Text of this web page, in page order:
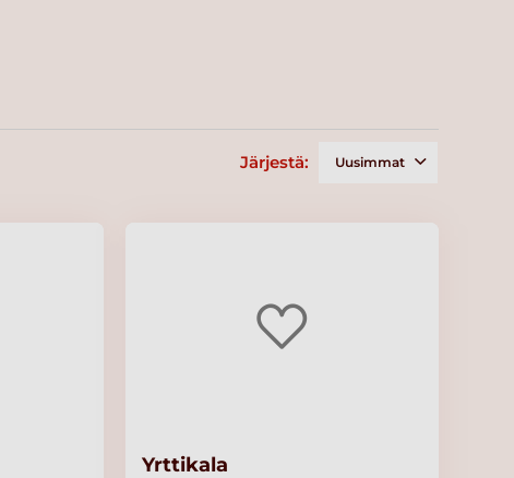
Järjestä: Uusimmat
Yrttikala